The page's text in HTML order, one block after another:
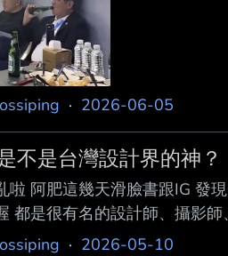
· 2026-06-05
不是台灣設計界的神？
啦 阿肥這幾天滑臉書跟IG 發
都是很有名的設計師、攝影
美感 阿肥就在想啦 聶永真在
· 2026-05-10